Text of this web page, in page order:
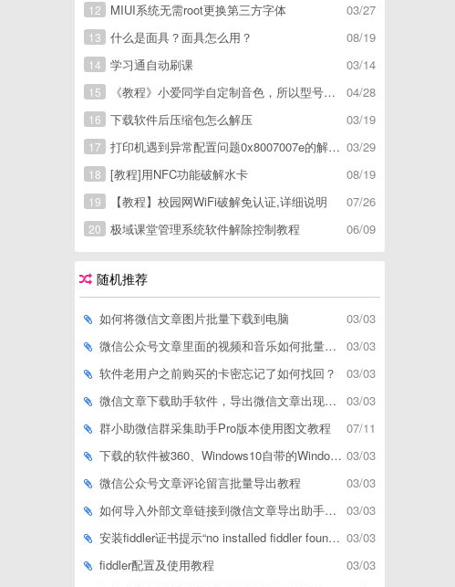
03/27
12
MIUI系统无需root更换第三方字体
08/19
13
什么是面具？面具怎么用？
03/14
14
学习通自动刷课
04/28
15
《教程》小爱同学自定制音色，所以型号通用，不用root
03/19
16
下载软件后压缩包怎么解压
03/29
17
打印机遇到异常配置问题0x8007007e的解决方
08/19
18
[教程]用NFC功能破解水卡
07/26
19
【教程】校园网WiFi破解免认证,详细说明
06/09
20 极域课堂管理系统软件解除控制教程
随机推荐
03/03
如何将微信文章图片批量下载到电脑
03/03
微信公众号文章里面的视频和音乐如何批量下载到电脑上
03/03
软件老用户之前购买的卡密忘记了如何找回？
03/03
微信文章下载助手软件，导出微信文章出现「导出失败*篇」如何解决
07/11
群小助微信群采集助手Pro版本使用图文教程
03/03
下载的软件被360、Windows10自带的Windows Defender、腾讯管家等杀毒软件误删了怎么解决
03/03
微信公众号文章评论留言批量导出教程
03/03
如何导入外部文章链接到微信文章导出助手批量下载，附上3种方式
03/03
安装fiddler证书提示“no installed fiddler found”或开启代理ip失败
03/03
fiddler配置及使用教程